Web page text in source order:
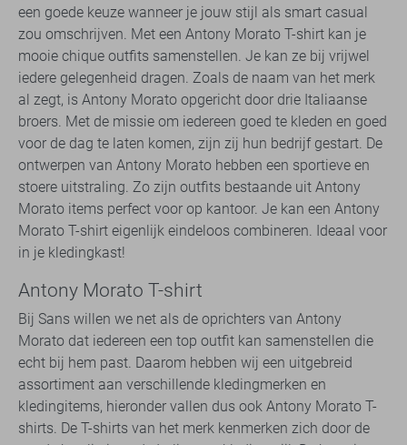
een goede keuze wanneer je jouw stijl als smart casual
zou omschrijven. Met een Antony Morato T-shirt kan je
mooie chique outfits samenstellen. Je kan ze bij vrijwel
iedere gelegenheid dragen. Zoals de naam van het merk
al zegt, is Antony Morato opgericht door drie Italiaanse
broers. Met de missie om iedereen goed te kleden en goed
voor de dag te laten komen, zijn zij hun bedrijf gestart. De
ontwerpen van Antony Morato hebben een sportieve en
stoere uitstraling. Zo zijn outfits bestaande uit Antony
Morato items perfect voor op kantoor. Je kan een Antony
Morato T-shirt eigenlijk eindeloos combineren. Ideaal voor
in je kledingkast!
Antony Morato T-shirt
Bij Sans willen we net als de oprichters van Antony
Morato dat iedereen een top outfit kan samenstellen die
echt bij hem past. Daarom hebben wij een uitgebreid
assortiment aan verschillende kledingmerken en
kledingitems, hieronder vallen dus ook Antony Morato T-
shirts. De T-shirts van het merk kenmerken zich door de